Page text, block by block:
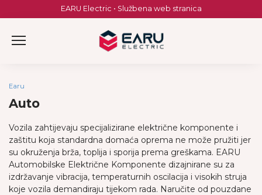
to
EARU Electric • Službena web stranica
Earu
Auto
Vozila zahtijevaju specijalizirane električne komponente i
zaštitu koja standardna domaća oprema ne može pružiti jer
su okruženja brža, toplija i sporija prema greškama. EARU
Automobilske Električne Komponente dizajnirane su za
izdržavanje vibracija, temperaturnih oscilacija i visokih struja
koje vozila demandiraju tijekom rada. Naručite od pouzdane